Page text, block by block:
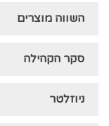
השווה מוצרים
סקר הקהילה
ניוזלטר